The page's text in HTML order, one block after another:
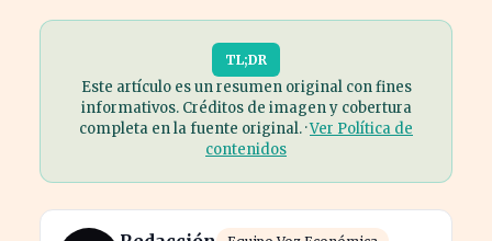
TL;DR
Este artículo es un resumen original con fines
informativos. Créditos de imagen y cobertura
completa en la fuente original. ·Ver Política de
contenidos